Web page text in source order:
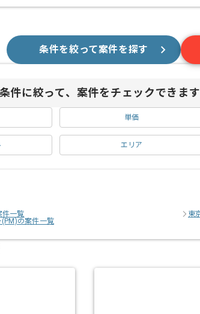
条件を絞って案件を探す
件に絞って、案件をチェックできます
単価
エリア
件一覧
東
の案件一覧